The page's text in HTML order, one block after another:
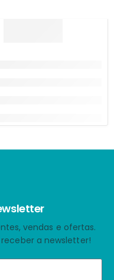
vendas e ofertas.
a newsletter!